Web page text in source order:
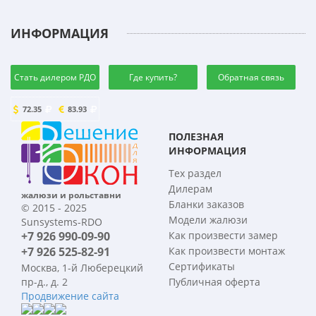
ИНФОРМАЦИЯ
Стать дилером РДО Где купить? Обратная связь
72.35 83.93
жалюзи и рольставни
© 2015 - 2025
Sunsystems-RDO
+7 926 990-09-90
+7 926 525-82-91
Москва, 1-й Люберецкий
пр-д., д. 2
Продвижение сайта
ПОЛЕЗНАЯ
ИНФОРМАЦИЯ
Тех раздел
Дилерам
Бланки заказов
Модели жалюзи
Как произвести замер
Как произвести монтаж
Сертификаты
Публичная оферта